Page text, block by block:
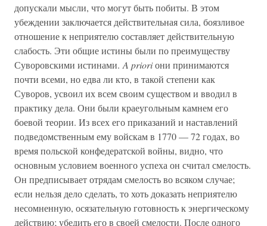
допускали мысли, что могут быть побиты. В этом
убеждении заключается действительная сила, боязливое
отношение к неприятелю составляет действительную
слабость. Эти общие истины были по преимуществу
Суворовскими истинами. A prioriони принимаются
почти всеми, но едва ли кто, в такой степени как
Суворов, усвоил их всем своим существом и вводил в
практику дела. Они были краеугольным камнем его
боевой теории. Из всех его приказаний и наставлений
подведомственным ему войскам в 1770 — 72 годах, во
время польской конфедератской войны, видно, что
основным условием военного успеха он считал смелость.
Он предписывает отрядам смелость во всяком случае;
если нельзя дело сделать, то хоть доказать неприятелю
несомненную, осязательную готовность к энергическому
действию; убедить его в своей смелости. После одного